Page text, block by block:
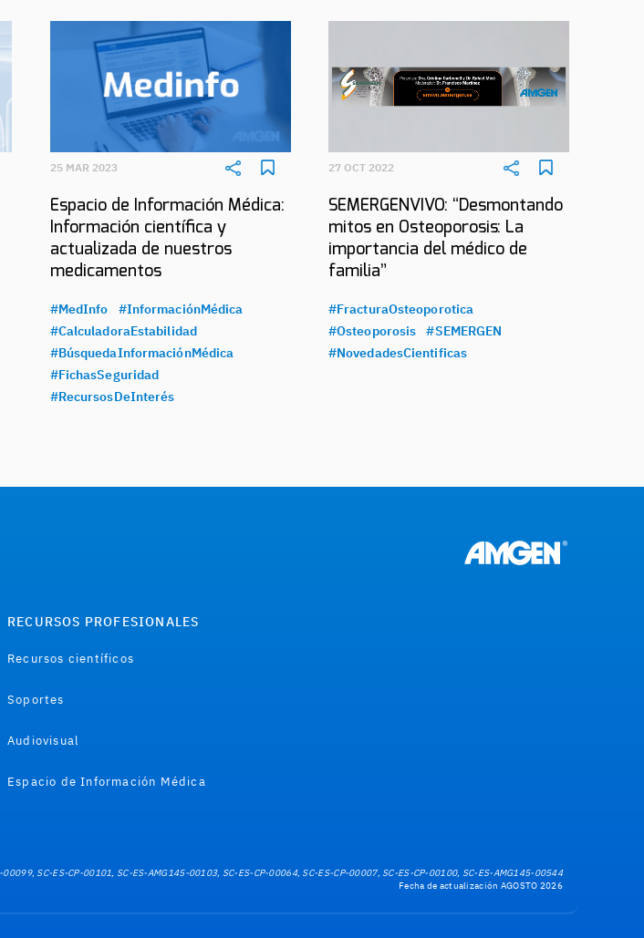
25 MAR 2023
Espacio de Información Médica:
Información científica y
actualizada de nuestros
medicamentos
#MedInfo
#InformaciónMédica
#CalculadoraEstabilidad
#BúsquedaInformaciónMédica
#FichasSeguridad
#RecursosDeInterés
27 OCT 2022
SEMERGENVIVO: “Desmontando
mitos en Osteoporosis: La
importancia del médico de
familia”
#FracturaOsteoporotica
#Osteoporosis
#SEMERGEN
#NovedadesCientificas
RECURSOS PROFESIONALES
Recursos científicos
Soportes
Audiovisual
Espacio de Información Médica
00099, SC-ES-CP-00101, SC-ES-AMG145-00103, SC-ES-CP-00064, SC-ES-CP-00007, SC-ES-CP-00100, SC-ES-AMG145-00544
Fecha de actualización AGOSTO 2026